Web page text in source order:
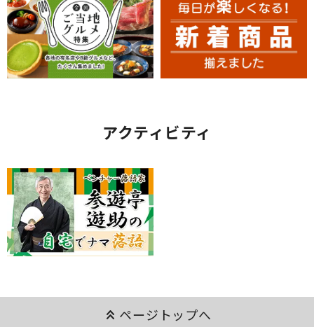
アクティビティ
keyboard_double_arrow_up ページトップへ